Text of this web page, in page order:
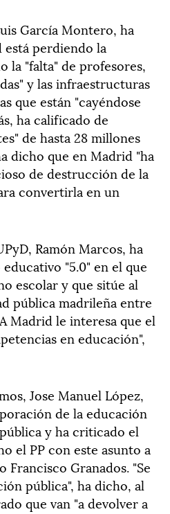
García Montero, ha
perdiendo la
la "falta" de profesores,
y las infraestructuras
que están "cayéndose
ha calificado de
de hasta 28 millones
dicho que en Madrid "ha
de destrucción de la
convertirla en un
Ramón Marcos, ha
"5.0" en el que
escolar y que sitúe al
pública madrileña entre
Madrid le interesa que el
en educación",
Jose Manuel López,
de la educación
y ha criticado el
el PP con este asunto a
Francisco Granados. "Se
pública", ha dicho, al
que van "a devolver a